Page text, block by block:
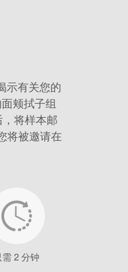
示有关您的
颊拭子组
将样本邮
将被邀请在
需 2 分钟